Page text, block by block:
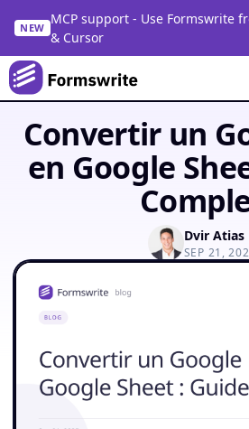
NEW
MCP support - Use Formswrite
& Cursor
Convertir un
en Google
Dvir Atias
SEP 21,